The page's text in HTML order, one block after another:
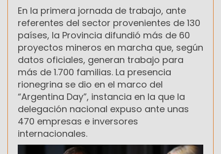
En la primera jornada de trabajo, ante
referentes del sector provenientes de 130
países, la Provincia difundió más de 60
proyectos mineros en marcha que, según
datos oficiales, generan trabajo para
más de 1.700 familias. La presencia
rionegrina se dio en el marco del
“Argentina Day”, instancia en la que la
delegación nacional expuso ante unas
470 empresas e inversores
internacionales.